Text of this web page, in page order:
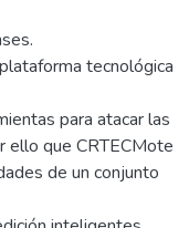
tecnológica
para atacar las
ello que CRTECMote
de un conjunto